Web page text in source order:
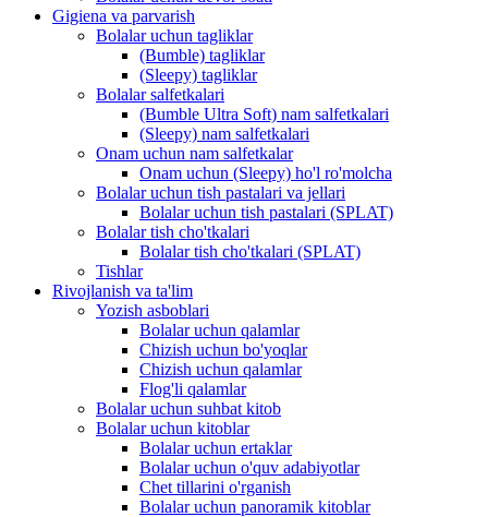
Gigiena va parvarish
Bolalar uchun tagliklar
(Bumble) tagliklar
(Sleepy) tagliklar
Bolalar salfetkalari
(Bumble Ultra Soft) nam salfetkalari
(Sleepy) nam salfetkalari
Onam uchun nam salfetkalar
Onam uchun (Sleepy) ho'l ro'molcha
Bolalar uchun tish pastalari va jellari
Bolalar uchun tish pastalari (SPLAT)
Bolalar tish cho'tkalari
Bolalar tish cho'tkalari (SPLAT)
Tishlar
Rivojlanish va ta'lim
Yozish asboblari
Bolalar uchun qalamlar
Chizish uchun bo'yoqlar
Chizish uchun qalamlar
Flog'li qalamlar
Bolalar uchun suhbat kitob
Bolalar uchun kitoblar
Bolalar uchun ertaklar
Bolalar uchun o'quv adabiyotlar
Chet tillarini o'rganish
Bolalar uchun panoramik kitoblar